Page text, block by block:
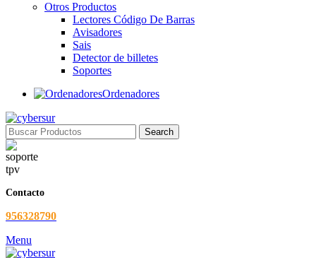
Otros Productos
Lectores Código De Barras
Avisadores
Sais
Detector de billetes
Soportes
Ordenadores
Search
Contacto
956328790
Menu